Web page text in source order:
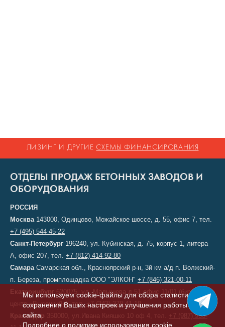
ЛИЗИНГ И ДРУГИЕ СХЕМЫ ФИНАНСИРОВАНИЯ
ОТДЕЛЫ ПРОДАЖ БЕТОННЫХ ЗАВОДОВ И
ОБОРУДОВАНИЯ
РОССИЯ
Москва143000, Одинцово, Можайское шоссе, д. 55, офис 7, тел.
+7 (495) 544-45-22
Санкт-Петербург 196240, ул. Кубинская, д. 75, корпус 1, литера
А, офис 207, тел. +7 (812) 414-92-80
СамараСамарская обл., Красноярский р-н, 3й км а/д п. Волжский-
п. Береза, промплощадка ООО "ЭЛКОН" +7 (846) 321-00-11
Екатеринбург 620075, ул. Малышева д.51 офис 11/01 (бизнес-
центр «Высоцкий»), тел. +7 (343) 378-41-18
Краснодар 350000, ул.Ивана Кияшко 10 оф 4, тел. +7 (987) 950-
Мы используем cookie-файлы для сбора статистики,
сохранения Ваших настроек и улучшения работы
сайта.
Подробнее о политике использования cookie